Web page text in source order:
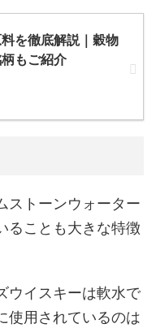
を徹底解説｜穀物
もご紹介
ストーンウォーター
ることも大きな特徴
ウイスキーは軟水で
使用されているのは